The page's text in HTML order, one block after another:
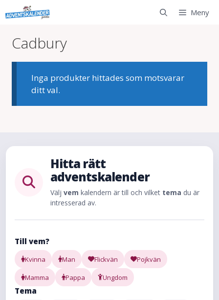
Hoppa
till
Meny
Cadbury
Inga produkter hittades som motsvarar
ditt val.
Hitta rätt
adventskalender
Välj vem kalendern är till och vilket tema du är
intresserad av.
Till vem?
Kvinna Man Flickvän Pojkvän
Mamma Pappa Ungdom
Tema